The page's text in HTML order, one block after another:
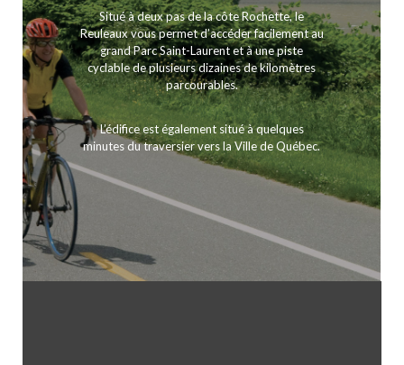
Situé à deux pas de la côte Rochette, le
Reuleaux vous permet d’accéder facilement au
grand Parc Saint-Laurent et à une piste
cyclable de plusieurs dizaines de kilomètres
parcourables.
L’édifice est également situé à quelques
minutes du traversier vers la Ville de Québec.